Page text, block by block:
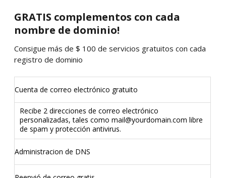
GRATIS complementos con cada
nombre de dominio!
Consigue más de $ 100 de servicios gratuitos con cada
registro de dominio
Cuenta de correo electrónico gratuito
Recibe 2 direcciones de correo electrónico
personalizadas, tales como mail@yourdomain.com libre
de spam y protección antivirus.
Administracion de DNS